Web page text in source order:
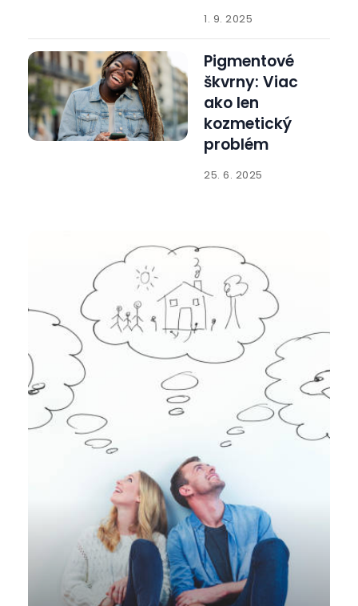
1. 9. 2025
Pigmentové
škvrny: Viac
ako len
kozmetický
problém
25. 6. 2025